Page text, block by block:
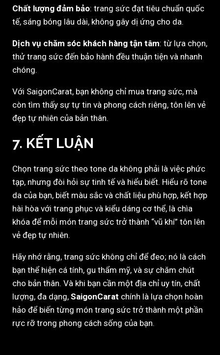
Chất lượng đảm bảo: trang sức đạt tiêu chuẩn quốc
tế, sáng bóng lâu dài, không gây dị ứng cho da.
Dịch vụ chăm sóc khách hàng tận tâm: từ lựa chọn,
thử trang sức đến bảo hành đều thuận tiện và nhanh
chóng.
Với SaigonCarat, bạn không chỉ mua trang sức, mà
còn tìm thấy sự tự tin và phong cách riêng, tôn lên vẻ
đẹp tự nhiên của bản thân.
7. KẾT LUẬN
Chọn trang sức theo tone da không phải là việc phức
tạp, nhưng đòi hỏi sự tinh tế và hiểu biết. Hiểu rõ tone
da của bạn, biết màu sắc và chất liệu phù hợp, kết hợp
hài hòa với trang phục và kiểu dáng cơ thể, là chìa
khóa để mỗi món trang sức trở thành “vũ khí” tôn lên
vẻ đẹp tự nhiên.
Hãy nhớ rằng, trang sức không chỉ để đeo; nó là cách
bạn thể hiện cá tính, gu thẩm mỹ, và sự chăm chút
cho bản thân. Và khi bạn cần một địa chỉ uy tín, chất
lượng, đa dạng, SaigonCarat chính là lựa chọn hoàn
hảo để biến từng món trang sức trở thành một phần
rực rỡ trong phong cách sống của bạn.